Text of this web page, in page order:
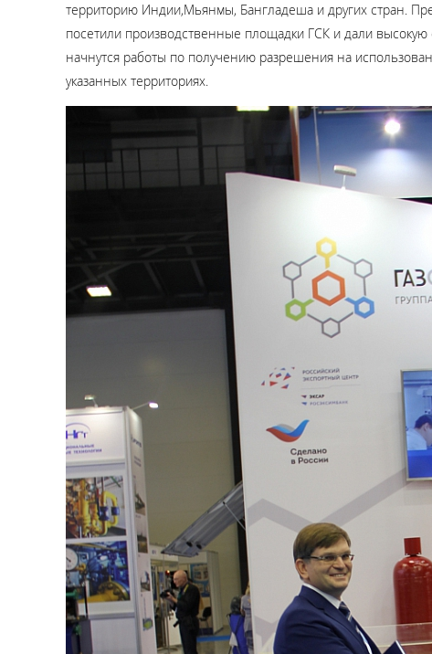
территорию Индии,Мьянмы, Бангладеша и других стран.
посетили производственные площадки ГСК и дали высокую
начнутся работы по получению разрешения на
указанных территориях.